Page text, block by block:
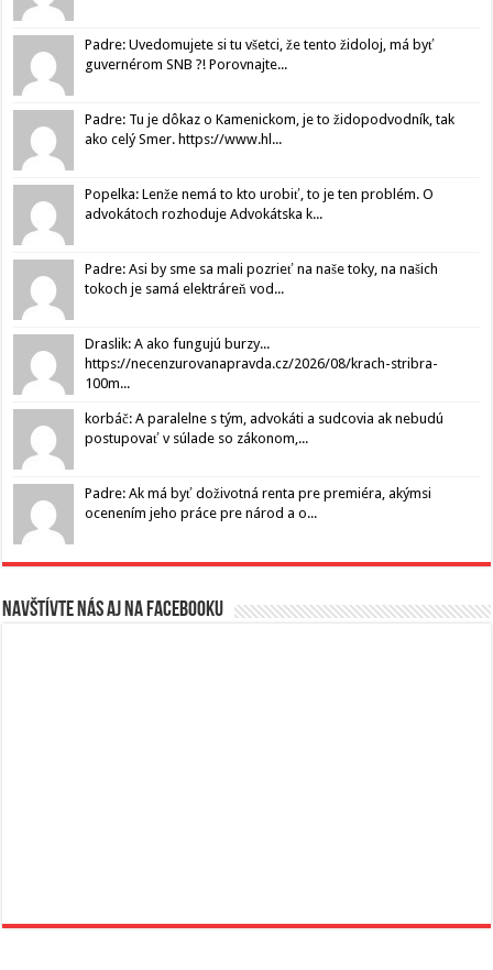
Padre: Uvedomujete si tu všetci, že tento židoloj, má byť
guvernérom SNB ?! Porovnajte...
Padre: Tu je dôkaz o Kamenickom, je to židopodvodník, tak
ako celý Smer. https://www.hl...
Popelka: Lenže nemá to kto urobiť, to je ten problém. O
advokátoch rozhoduje Advokátska k...
Padre: Asi by sme sa mali pozrieť na naše toky, na našich
tokoch je samá elektráreň vod...
Draslik: A ako fungujú burzy...
https://necenzurovanapravda.cz/2026/08/krach-stribra-
100m...
korbáč: A paralelne s tým, advokáti a sudcovia ak nebudú
postupovať v súlade so zákonom,...
Padre: Ak má byť doživotná renta pre premiéra, akýmsi
ocenením jeho práce pre národ a o...
Navštívte nás aj na Facebooku